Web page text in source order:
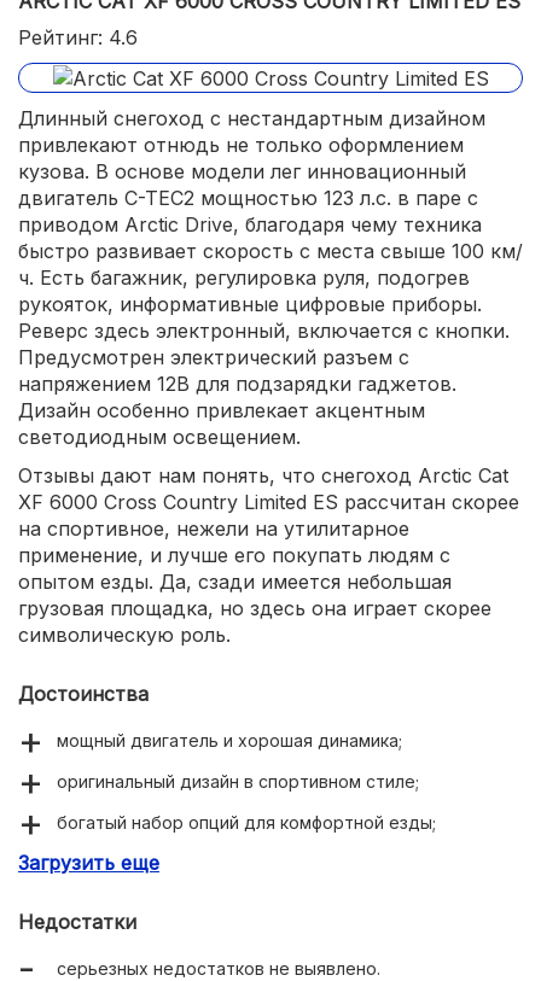
Рейтинг: 4.6
Длинный снегоход с нестандартным дизайном
привлекают отнюдь не только оформлением
кузова. В основе модели лег инновационный
двигатель C-TEC2 мощностью 123 л.с. в паре с
приводом Arctic Drive, благодаря чему техника
быстро развивает скорость с места свыше 100 км/
ч. Есть багажник, регулировка руля, подогрев
рукояток, информативные цифровые приборы.
Реверс здесь электронный, включается с кнопки.
Предусмотрен электрический разъем с
напряжением 12В для подзарядки гаджетов.
Дизайн особенно привлекает акцентным
светодиодным освещением.
Отзывы дают нам понять, что снегоход Arctic Cat
XF 6000 Cross Country Limited ES рассчитан скорее
на спортивное, нежели на утилитарное
применение, и лучше его покупать людям с
опытом езды. Да, сзади имеется небольшая
грузовая площадка, но здесь она играет скорее
символическую роль.
Достоинства
мощный двигатель и хорошая динамика;
оригинальный дизайн в спортивном стиле;
богатый набор опций для комфортной езды;
электронный реверс, электрический стартер.
Загрузить еще
Недостатки
серьезных недостатков не выявлено.